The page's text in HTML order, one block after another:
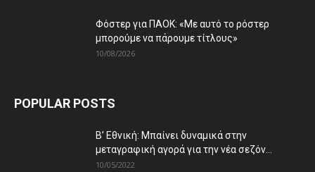
Φόστερ για ΠΑΟΚ: «Με αυτό το ρόστερ
μπορούμε να πάρουμε τίτλους»
10/08/2026
POPULAR POSTS
Β’ Εθνική: Μπαίνει δυναμικά στην
μεταγραφική αγορά για την νέα σεζόν...
10/05/2022